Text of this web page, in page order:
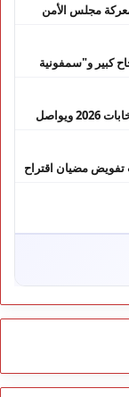
مجلس الأمن
كبير و"سمفونية
لفتيت.. رجل الداخلية الذي يقود التحضير لانتخابات 2026 ويواصل
مضيان اقتراح
جميع المتهمين
وعود 2021
البحث عن هويات